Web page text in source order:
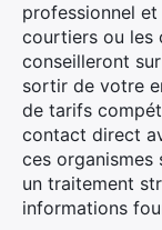
professionnel
courtiers ou les
conseilleront
sortir de votre
de tarifs
contact direct
ces organismes
un traitement
informations